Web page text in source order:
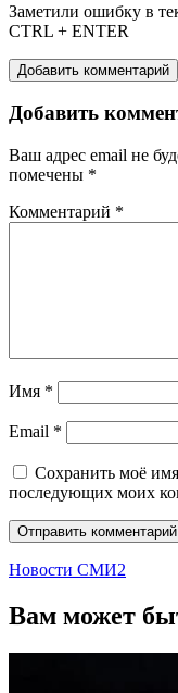
Заметили ошибку в
CTRL + ENTER
Добавить комментарий
Добавить
Ваш адрес email не
помечены *
Комментарий *
Имя *
Email *
Сохранить моё
последующих моих
Новости СМИ2
Вам может